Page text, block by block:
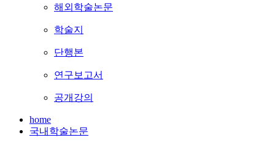
해외학술논문
학술지
단행본
연구보고서
공개강의
home
국내학술논문